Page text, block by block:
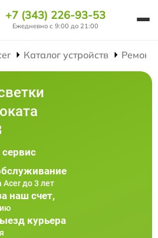
+7 (343) 226-93-53
Ежедневно с 9:00 до 21:00
Каталог устройств Ремонт
Acer до 3 лет
наш счет,
курьера